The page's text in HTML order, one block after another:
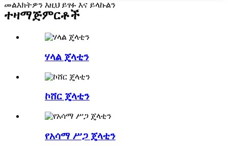
መልእክትዎን እዚህ ይፃፉ እና ይላኩልን
ተዛማጅምርቶች
ሃላል ጄላቲን
ኮሸር ጄላቲን
የአሳማ ሥጋ ጄላቲን